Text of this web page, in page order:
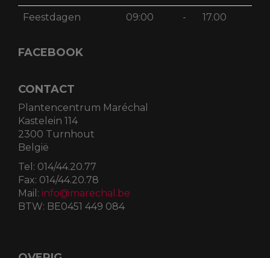
Feestdagen 09:00 - 17.00
FACEBOOK
CONTACT
Plantencentrum Maréchal
Kastelein 114
2300 Turnhout
België
Tel: 014/44.20.77
Fax: 014/44.20.78
Mail: info@marechal.be
BTW: BE0451 449 084